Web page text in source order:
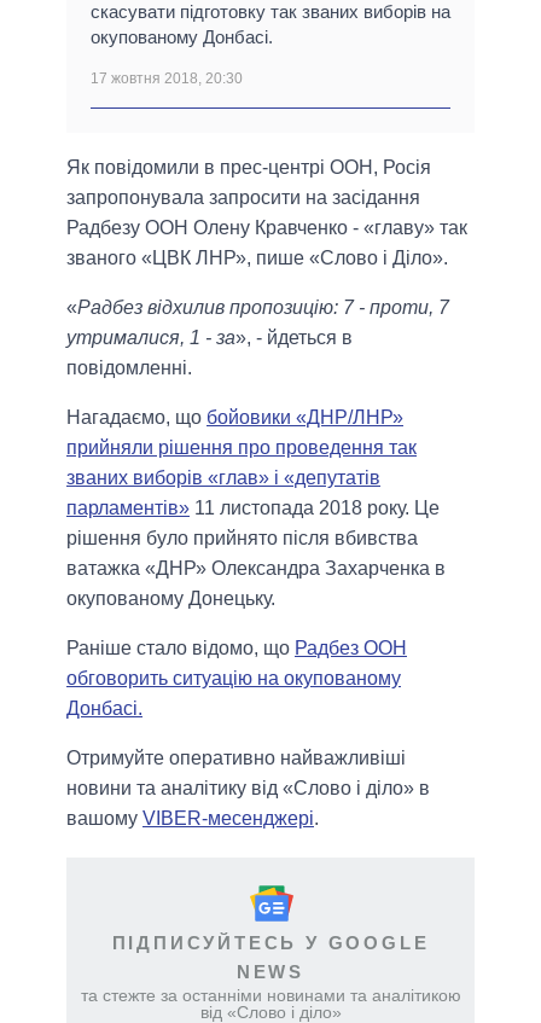
скасувати підготовку так званих виборів на
окупованому Донбасі.
17 жовтня 2018, 20:30
Як повідомили в прес-центрі ООН, Росія
запропонувала запросити на засідання
Радбезу ООН Олену Кравченко - «главу» так
званого «ЦВК ЛНР», пише «Слово і Діло».
«Радбез відхилив пропозицію: 7 - проти, 7
утрималися, 1 - за», - йдеться в
повідомленні.
Нагадаємо, що бойовики «ДНР/ЛНР»
прийняли рішення про проведення так
званих виборів «глав» і «депутатів
парламентів» 11 листопада 2018 року. Це
рішення було прийнято після вбивства
ватажка «ДНР» Олександра Захарченка в
окупованому Донецьку.
Раніше стало відомо, що Радбез ООН
обговорить ситуацію на окупованому
Донбасі.
Отримуйте оперативно найважливіші
новини та аналітику від «Слово і діло» в
вашому VIBER-месенджері.
ПІДПИСУЙТЕСЬ У GOOGLE
NEWS
та стежте за останніми новинами та аналітикою
від «Слово і діло»